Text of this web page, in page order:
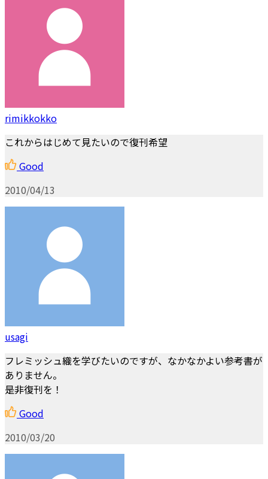
rimikkokko
これからはじめて見たいので復刊希望
Good
2010/04/13
usagi
フレミッシュ織を学びたいのですが、なかなかよい参考書が
ありません。
是非復刊を！
Good
2010/03/20